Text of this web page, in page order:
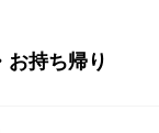
お持ち帰り